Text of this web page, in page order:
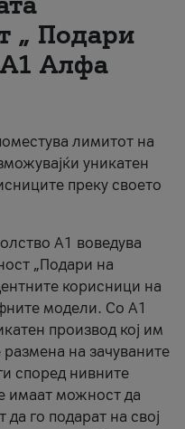
„ Подари
А1 Алфа
лимитот на
уникатен
преку своето
А1 воведува
„Подари на
корисници на
модели. Со A1
производ кој им
на зачуваните
според нивните
имаат можност да
да го подарат на свој